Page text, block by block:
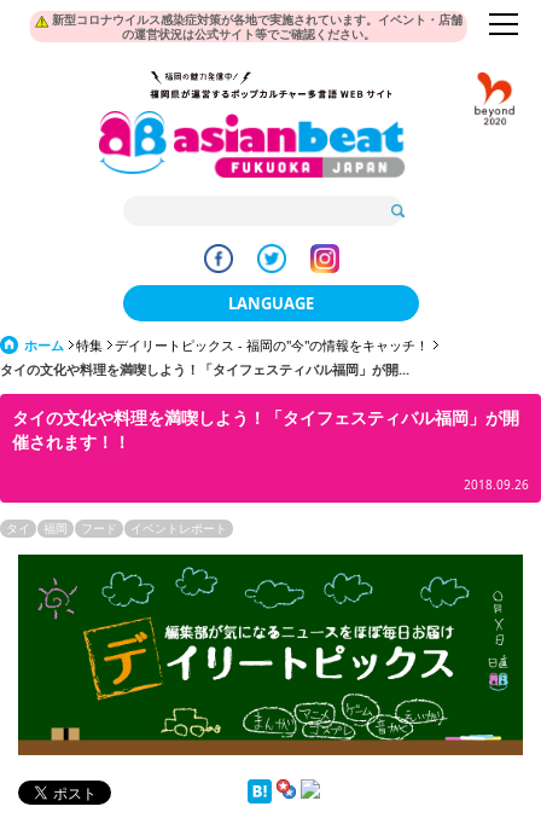
新型コロナウイルス感染症対策が各地で実施されています。イベント・店舗
の運営状況は公式サイト等でご確認ください。
LANGUAGE
日本語
한국어
ภาษาไทย
tiéng Viêt
ホーム 特集
デイリートピックス - 福岡の"今"の情報をキャッチ！
タイの文化や料理を満喫しよう！「タイフェスティバル福岡」が開...
タイの文化や料理を満喫しよう！「タイフェスティバル福岡」が開
催されます！！
2018.09.26
タイ 福岡 フード イベントレポート
デイリートピックス